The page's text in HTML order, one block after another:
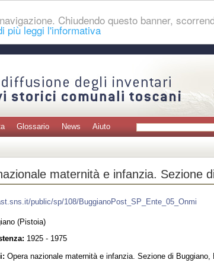
Chiudendo questo banner,
più leggi l'informativa
Glossario News Aiuto
maternità e infanzia. Sezione
public/sp/108/BuggianoPost_SP_Ente_05_Onmi
(Pistoia)
1925 - 1975
Opera nazionale maternità e infanzia. Sezione di